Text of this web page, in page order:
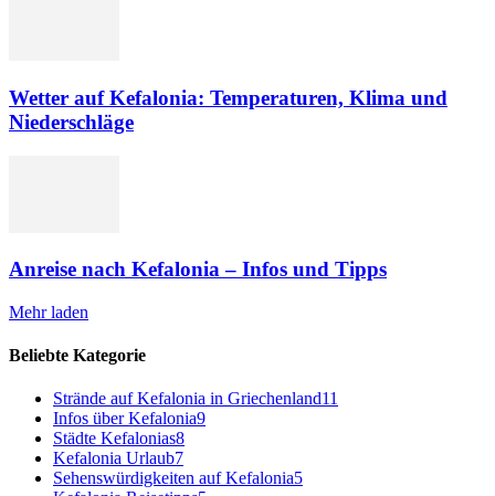
Wetter auf Kefalonia: Temperaturen, Klima und
Niederschläge
Anreise nach Kefalonia – Infos und Tipps
Mehr laden
Beliebte Kategorie
Strände auf Kefalonia in Griechenland11
Infos über Kefalonia9
Städte Kefalonias8
Kefalonia Urlaub7
Sehenswürdigkeiten auf Kefalonia5